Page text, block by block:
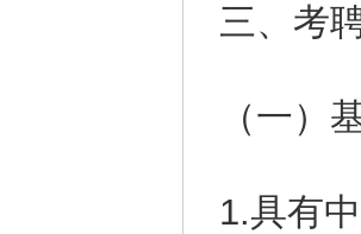
三、考
（一）
1.具有